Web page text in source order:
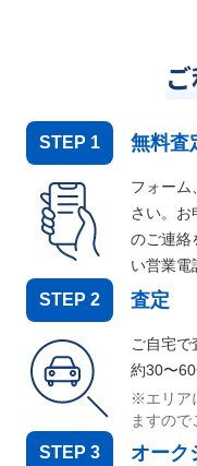
STEP 1 無料査
フォーム
さい。お
のご連絡
い営業電
STEP 2 査定
ご自宅
約30〜60
※エリア
ますので
STEP 3 オーク